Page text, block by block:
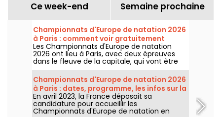
Ce week-end Semaine prochaine
Championnats d'Europe de natation 2026
à Paris : comment voir gratuitement
certaines épreuves ?
Les Championnats d'Europe de natation
2026 ont lieu à Paris, avec deux épreuves
dans le fleuve de la capitale, qui vont être
plus accessibles au grand public ! Comment
observer les compétitions en eau libre et le
plongeon de haut vol, au mois d'août
prochain ?
Championnats d'Europe de natation 2026
à Paris : dates, programme, les infos sur la
compétition
En avril 2023, la France déposait sa
candidature pour accueillir les
Championnats d'Europe de natation en